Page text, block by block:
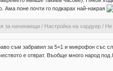
Ама поне почти го подкарах най-накрая
за начинаещи/ Настройка на хардуер/ Не
съм забравил за 5+1 и микрофон със
е отврат. Въобще много народ